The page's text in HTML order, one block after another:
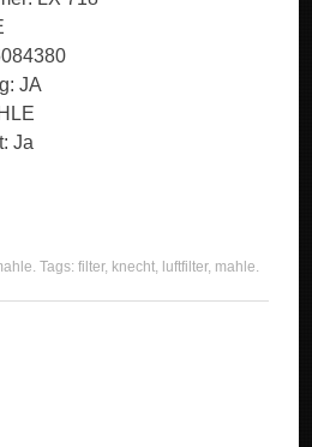
JA
Ja
. Tags:filter, knecht, luftfilter, mahle.